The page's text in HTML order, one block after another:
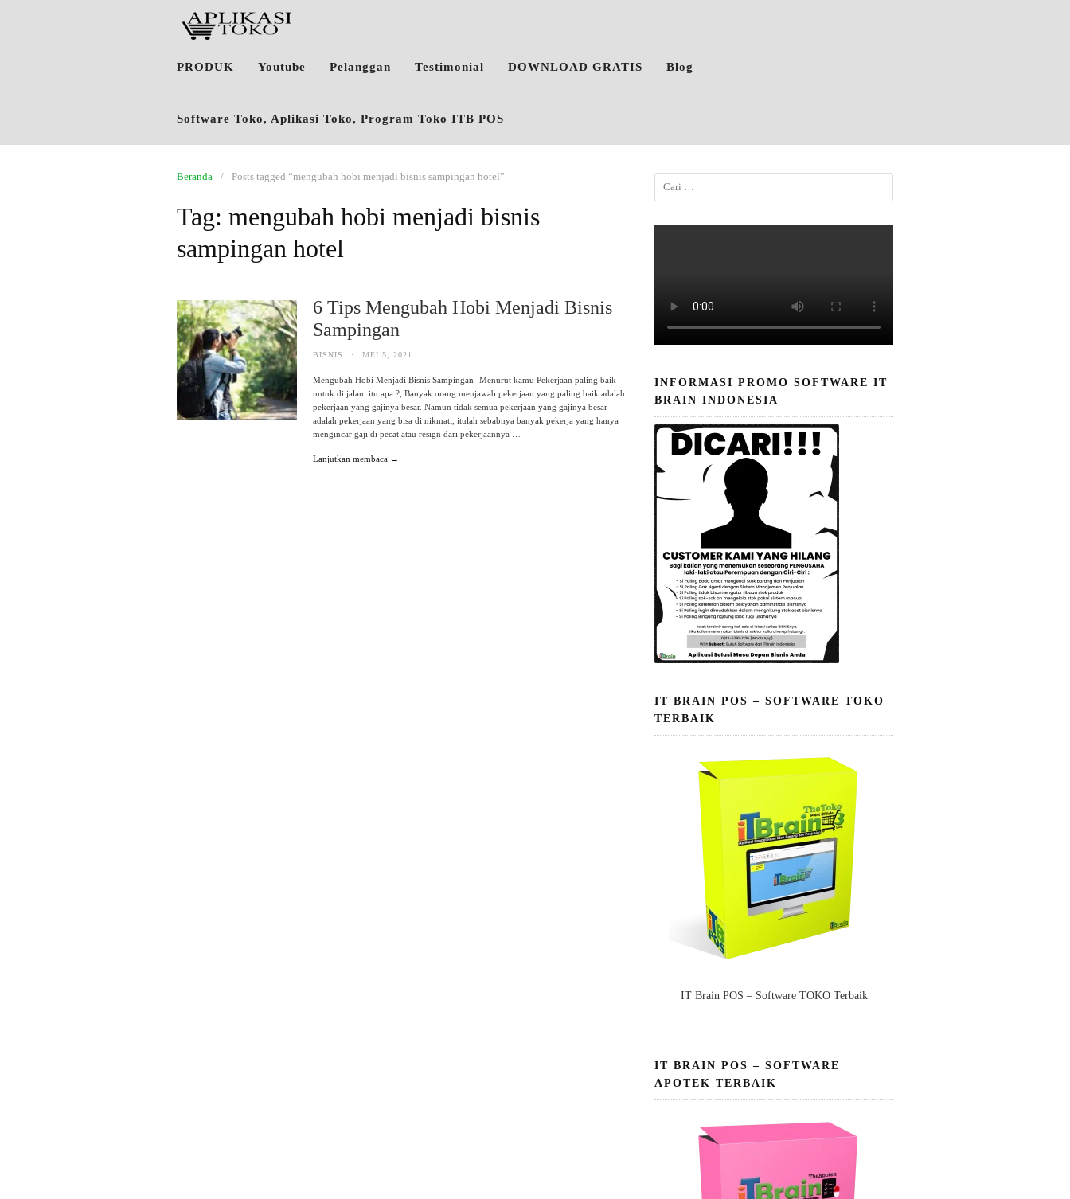
PRODUK Youtube Pelanggan Testimonial DOWNLOAD GRATIS Blog
Software Toko, Aplikasi Toko, Program Toko ITB POS
Beranda Posts tagged “mengubah hobi menjadi bisnis sampingan hotel”
Tag: mengubah hobi menjadi bisnis
sampingan hotel
6 Tips Mengubah Hobi Menjadi Bisnis
Sampingan
BISNIS · MEI 5, 2021
Mengubah Hobi Menjadi Bisnis Sampingan- Menurut kamu Pekerjaan paling baik
untuk di jalani itu apa ?, Banyak orang menjawab pekerjaan yang paling baik adalah
pekerjaan yang gajinya besar. Namun tidak semua pekerjaan yang gajinya besar
adalah pekerjaan yang bisa di nikmati, itulah sebabnya banyak pekerja yang hanya
mengincar gaji di pecat atau resign dari pekerjaannya …
Lanjutkan membaca →
INFORMASI PROMO SOFTWARE IT
BRAIN INDONESIA
IT BRAIN POS – SOFTWARE TOKO
TERBAIK
IT Brain POS – Software TOKO Terbaik
IT BRAIN POS – SOFTWARE
APOTEK TERBAIK